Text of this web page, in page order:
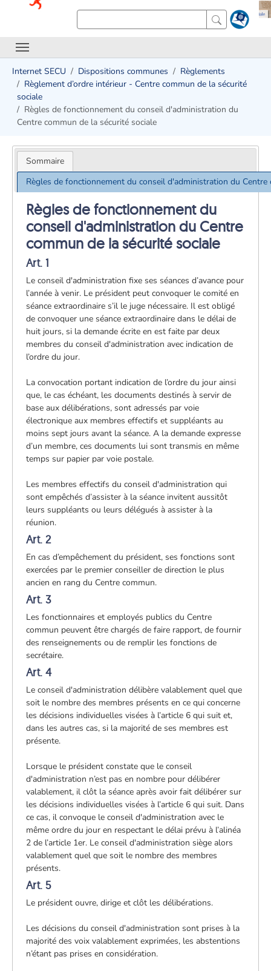
Internet SECU Dispositions communes
Règlements
Règlement d’ordre intérieur - Centre commun de la sécurité
sociale
Règles de fonctionnement du conseil d'administration du
Centre commun de la sécurité sociale
Sommaire
Règles de fonctionnement du conseil d'administration du Centre
Règles de fonctionnement du
conseil d'administration du Centre
commun de la sécurité sociale
Art. 1
Le conseil d'administration fixe ses séances d’avance pour
l’année à venir. Le président peut convoquer le comité en
séance extraordinaire s’il le juge nécessaire. Il est obligé
de convoquer une séance extraordinaire dans le délai de
huit jours, si la demande écrite en est faite par deux
membres du conseil d'administration avec indication de
l’ordre du jour.
La convocation portant indication de l’ordre du jour ainsi
que, le cas échéant, les documents destinés à servir de
base aux délibérations, sont adressés par voie
électronique aux membres effectifs et suppléants au
moins sept jours avant la séance. A la demande expresse
d’un membre, ces documents lui sont transmis en même
temps sur papier par voie postale.
Les membres effectifs du conseil d'administration qui
sont empêchés d’assister à la séance invitent aussitôt
leurs suppléants ou leurs délégués à assister à la
réunion.
Art. 2
En cas d’empêchement du président, ses fonctions sont
exercées par le premier conseiller de direction le plus
ancien en rang du Centre commun.
Art. 3
Les fonctionnaires et employés publics du Centre
commun peuvent être chargés de faire rapport, de fournir
des renseignements ou de remplir les fonctions de
secrétaire.
Art. 4
Le conseil d'administration délibère valablement quel que
soit le nombre des membres présents en ce qui concerne
les décisions individuelles visées à l’article 6 qui suit et,
dans les autres cas, si la majorité de ses membres est
présente.
Lorsque le président constate que le conseil
d'administration n’est pas en nombre pour délibérer
valablement, il clôt la séance après avoir fait délibérer sur
les décisions individuelles visées à l’article 6 qui suit. Dans
ce cas, il convoque le conseil d'administration avec le
même ordre du jour en respectant le délai prévu à l’alinéa
2 de l’article 1er. Le conseil d'administration siège alors
valablement quel que soit le nombre des membres
présents.
Art. 5
Le président ouvre, dirige et clôt les délibérations.
Les décisions du conseil d'administration sont prises à la
majorité des voix valablement exprimées, les abstentions
n’étant pas prises en considération.